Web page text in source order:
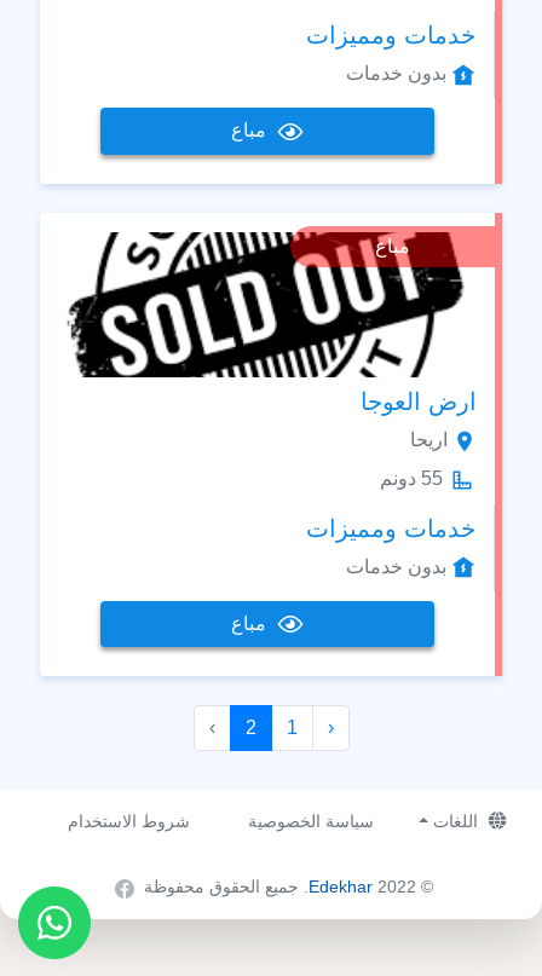
خدمات ومميزات
بدون خدمات
مباع
مباع
ارض العوجا
اريحا
55 دونم
خدمات ومميزات
بدون خدمات
مباع
‹
1
2
›
© 2022
Edekhar. جميع الحقوق محفوظة
سياسة الخصوصية شروط الاستخدام